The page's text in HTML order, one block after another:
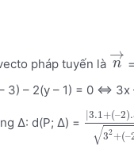
pháp tuyến là n
→
– 2(y – 1) = 0 <=> 3x
Δ: d(P; Δ) =
|3.1+(–2)
32+(–
√